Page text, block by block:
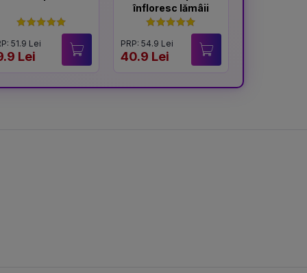
51.9 Lei
Lei
înfloresc lămâii
PRP: 54.9 Lei
40.9 Lei